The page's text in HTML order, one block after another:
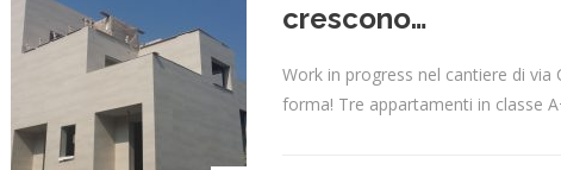
crescono…
Work in progress nel cantiere di via
forma! Tre appartamenti in classe